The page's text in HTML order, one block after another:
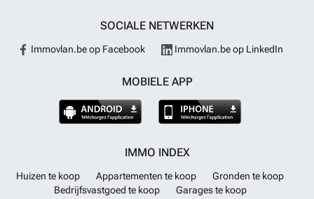
SOCIALE NETWERKEN
Immovlan.be op Facebook Immovlan.be op LinkedIn
MOBIELE APP
IMMO INDEX
Huizen te koop Appartementen te koop
Gronden te koop
Bedrijfsvastgoed te koop
Garages te koop